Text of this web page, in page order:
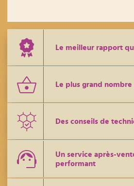
Le meilleur rapport
Le plus grand
Des conseils de
Un service après-
performant